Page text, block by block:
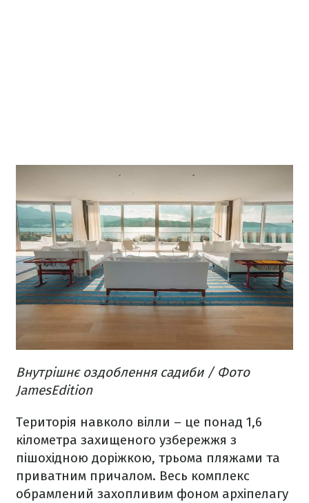
Внутрішнє оздоблення садиби / Фото
JamesEdition
Територія навколо вілли – це понад 1,6
кілометра захищеного узбережжя з
пішохідною доріжкою, трьома пляжами та
приватним причалом. Весь комплекс
обрамлений захопливим фоном архіпелагу